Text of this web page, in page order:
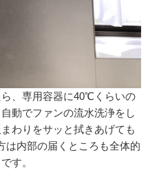
、専用容器に40℃くらいの
動でファンの流水洗浄をし
わりをサッと拭きあげても
は内部の届くところも全体的
す。